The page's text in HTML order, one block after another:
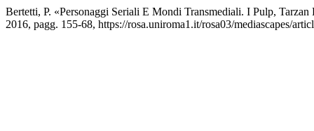
Bertetti, P. «Personaggi Seriali E Mondi Transmediali. I Pulp,
2016, pagg. 155-68, https://rosa.uniroma1.it/rosa03/mediascapes/